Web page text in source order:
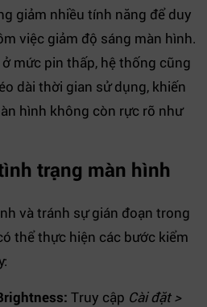
giảm nhiều tính năng để duy
việc giảm độ sáng màn hình.
mức pin thấp, hệ thống cũng
dài thời gian sử dụng, khiến
hình không còn rực rỡ như
trạng màn hình
và tránh sự gián đoạn trong
thể thực hiện các bước kiểm
Truy cập Cài đặt >